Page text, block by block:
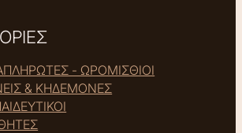
- ΩΡΟΜΙΣΘΙΟΙ
& ΚΗΔΕΜΟΝΕΣ